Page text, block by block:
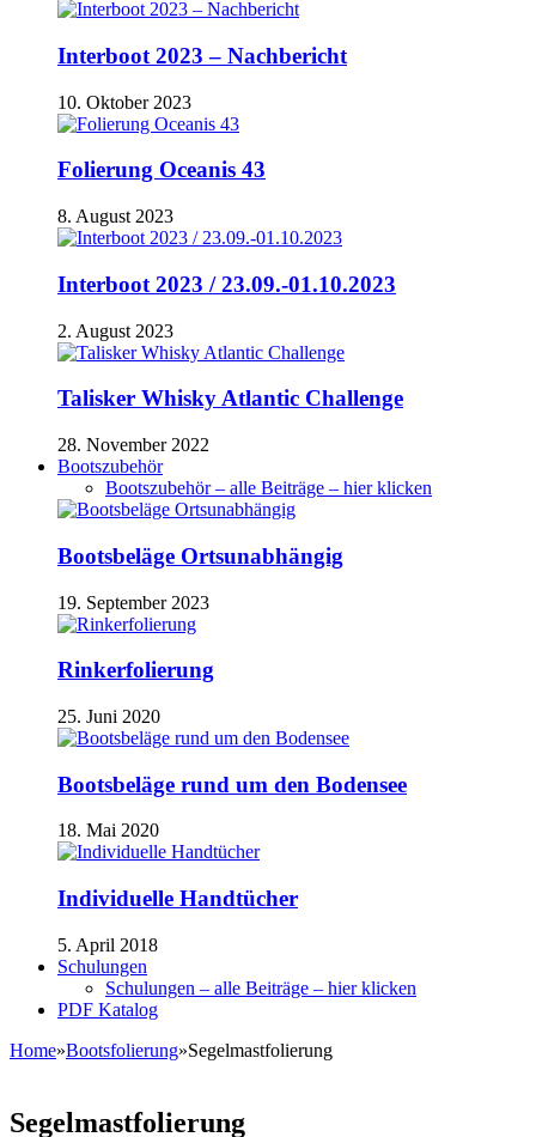
Interboot 2023 – Nachbericht
10. Oktober 2023
Folierung Oceanis 43
8. August 2023
Interboot 2023 / 23.09.-01.10.2023
2. August 2023
Talisker Whisky Atlantic Challenge
28. November 2022
Bootszubehör
Bootszubehör – alle Beiträge – hier klicken
Bootsbeläge Ortsunabhängig
19. September 2023
Rinkerfolierung
25. Juni 2020
Bootsbeläge rund um den Bodensee
18. Mai 2020
Individuelle Handtücher
5. April 2018
Schulungen
Schulungen – alle Beiträge – hier klicken
PDF Katalog
Home»Bootsfolierung»Segelmastfolierung
Segelmastfolierung